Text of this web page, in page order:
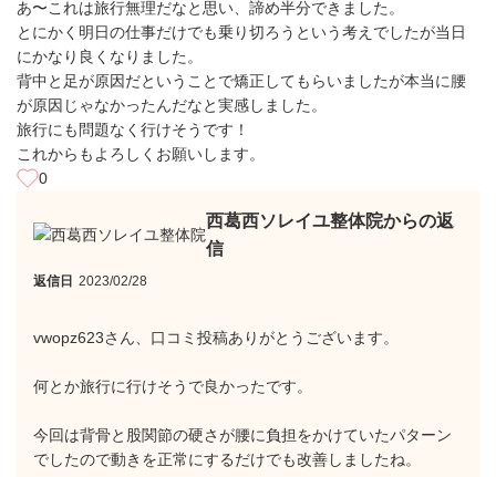
あ〜これは旅行無理だなと思い、諦め半分できました。
とにかく明日の仕事だけでも乗り切ろうという考えでしたが当日
にかなり良くなりました。
背中と足が原因だということで矯正してもらいましたが本当に腰
が原因じゃなかったんだなと実感しました。
旅行にも問題なく行けそうです！
これからもよろしくお願いします。
0
西葛西ソレイユ整体院からの返
信
返信日 2023/02/28
vwopz623さん、口コミ投稿ありがとうございます。
何とか旅行に行けそうで良かったです。
今回は背骨と股関節の硬さが腰に負担をかけていたパターン
でしたので動きを正常にするだけでも改善しましたね。